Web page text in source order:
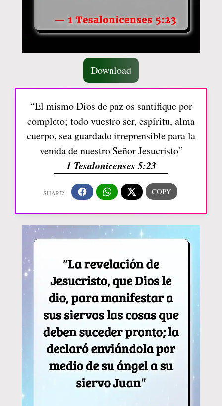
Download
“El mismo Dios de paz os santifique por
completo; todo vuestro ser, espíritu, alma
cuerpo, sea guardado irreprensible para la
venida de nuestro Señor Jesucristo”
1 Tesalonicenses 5:23